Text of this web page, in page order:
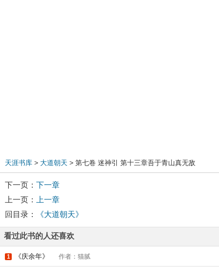
天涯书库 > 大道朝天 > 第七卷 迷神引 第十三章吾于青山真无敌
下一页： 下一章
上一页：
上一章
回目录：
《大道朝天》
看过此书的人还喜欢
1 《庆余年》 作者：猫腻